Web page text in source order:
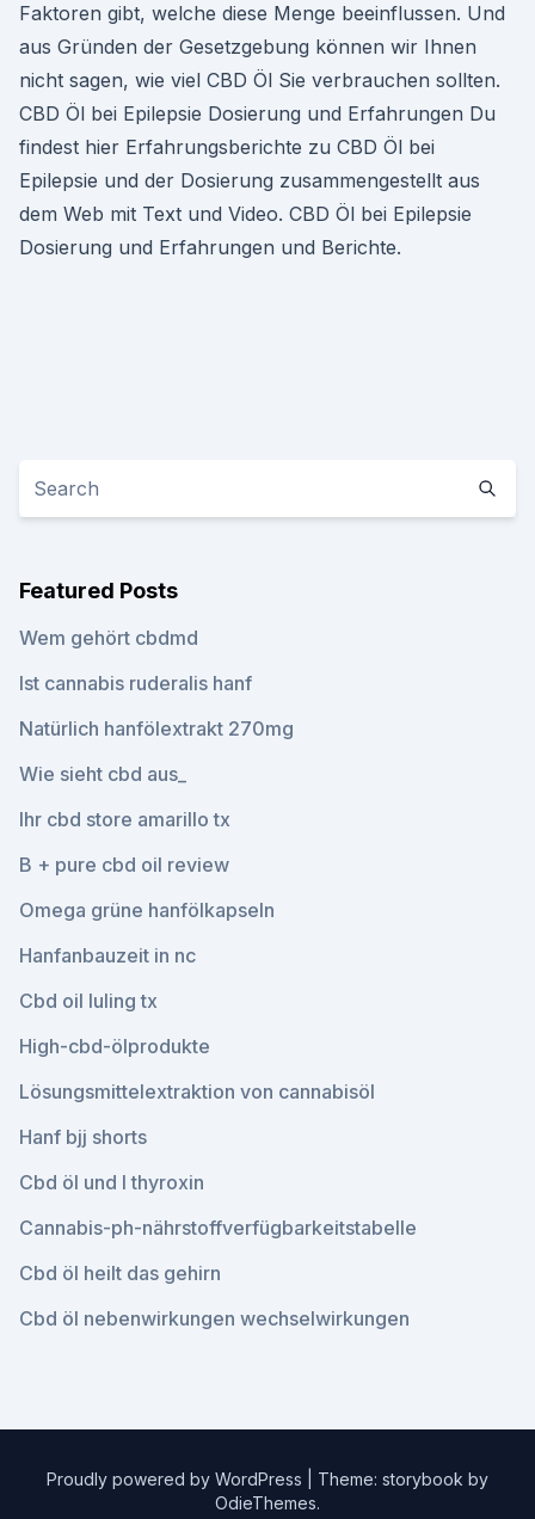
Faktoren gibt, welche diese Menge beeinflussen. Und
aus Gründen der Gesetzgebung können wir Ihnen
nicht sagen, wie viel CBD Öl Sie verbrauchen sollten.
CBD Öl bei Epilepsie Dosierung und Erfahrungen Du
findest hier Erfahrungsberichte zu CBD Öl bei
Epilepsie und der Dosierung zusammengestellt aus
dem Web mit Text und Video. CBD Öl bei Epilepsie
Dosierung und Erfahrungen und Berichte.
Featured Posts
Wem gehört cbdmd
Ist cannabis ruderalis hanf
Natürlich hanfölextrakt 270mg
Wie sieht cbd aus_
Ihr cbd store amarillo tx
B + pure cbd oil review
Omega grüne hanfölkapseln
Hanfanbauzeit in nc
Cbd oil luling tx
High-cbd-ölprodukte
Lösungsmittelextraktion von cannabisöl
Hanf bjj shorts
Cbd öl und l thyroxin
Cannabis-ph-nährstoffverfügbarkeitstabelle
Cbd öl heilt das gehirn
Cbd öl nebenwirkungen wechselwirkungen
Proudly powered by WordPress
Theme: storybook by
OdieThemes.